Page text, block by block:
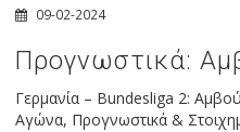
09-02-2024
Προγνωστικά:
Γερμανία – Bundesliga 2:
Αγώνα, Προγνωστικά &